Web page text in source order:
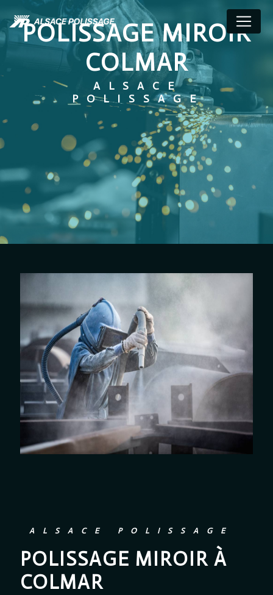
POLISSAGE MIROIR
COLMAR
ALSACE
POLISSAGE
ALSACE POLISSAGE
POLISSAGE MIROIR À
COLMAR
Panneau de gestion des cookies